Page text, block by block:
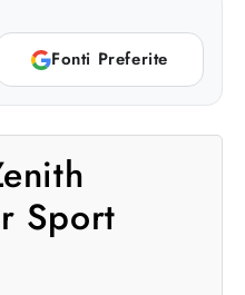
Fonti Preferite
Sport